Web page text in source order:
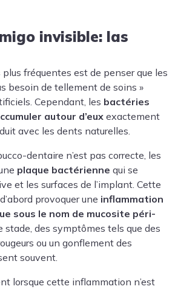
invisible: las
plus fréquentes est de penser que les
besoin de tellement de soins »
Cependant, les bactéries
autour d’eux exactement
avec les dents naturelles.
dentaire n’est pas correcte, les
plaque bactérienne qui se
et les surfaces de l’implant. Cette
provoquer une inflammation
sous le nom de mucosite péri-
stade, des symptômes tels que des
ou un gonflement des
souvent.
lorsque cette inflammation n’est